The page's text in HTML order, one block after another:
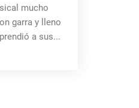
mucho
garra y lleno
a sus...